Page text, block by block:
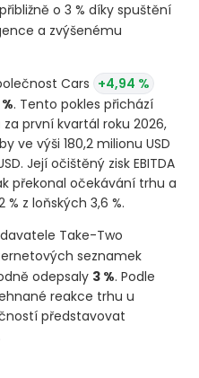
o 3 % díky spuštění
a zvýšenému
Cars +4,94 %
. Tento pokles přichází
první kvartál roku 2026,
ve výši 180,2 milionu USD
Její očištěný zisk EBITDA
překonal očekávání trhu a
z loňských 3,6 %.
Take-Two
seznamek
odepsaly 3 %. Podle
reakce trhu u
představovat